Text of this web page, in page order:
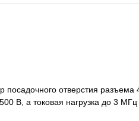
отверстия разъема
В, а токовая нагрузка до 3